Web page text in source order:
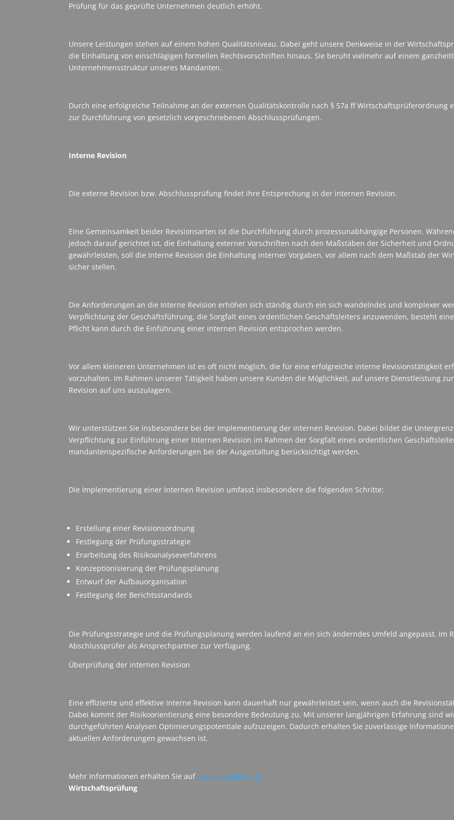
Prüfung für das geprüfte Unternehmen deutlich erhöht.
Unsere Leistungen stehen auf einem hohen Qualitätsniveau. Dabei geht unsere Denkweise in der
die Einhaltung von einschlägigen formellen Rechtsvorschriften hinaus. Sie beruht vielmehr auf einem
Unternehmensstruktur unseres Mandanten.
Durch eine erfolgreiche Teilnahme an der externen Qualitätskontrolle nach § 57a ff Wirtschaftsprüferordnung
zur Durchführung von gesetzlich vorgeschriebenen Abschlussprüfungen.
Interne Revision
Die externe Revision bzw. Abschlussprüfung findet ihre Entsprechung in der internen Revision.
Eine Gemeinsamkeit beider Revisionsarten ist die Durchführung durch prozessunabhängige Personen.
jedoch darauf gerichtet ist, die Einhaltung externer Vorschriften nach den Maßstäben der Sicherheit und
gewährleisten, soll die Interne Revision die Einhaltung interner Vorgaben, vor allem nach dem Maßstab der
sicher stellen.
Die Anforderungen an die Interne Revision erhöhen sich ständig durch ein sich wandelndes und komplexer
Verpflichtung der Geschäftsführung, die Sorgfalt eines ordentlichen Geschäftsleiters anzuwenden, besteht
Pflicht kann durch die Einführung einer internen Revision entsprochen werden.
Vor allem kleineren Unternehmen ist es oft nicht möglich, die für eine erfolgreiche interne Revisionstätigkeit
vorzuhalten. Im Rahmen unserer Tätigkeit haben unsere Kunden die Möglichkeit, auf unsere Dienstleistung
Revision auf uns auszulagern.
Wir unterstützen Sie insbesondere bei der Implementierung der internen Revision. Dabei bildet die
Verpflichtung zur Einführung einer Internen Revision im Rahmen der Sorgfalt eines ordentlichen
mandantenspezifische Anforderungen bei der Ausgestaltung berücksichtigt werden.
Die Implementierung einer Internen Revision umfasst insbesondere die folgenden Schritte:
Erstellung einer Revisionsordnung
Festlegung der Prüfungsstrategie
Erarbeitung des Risikoanalyseverfahrens
Konzeptionisierung der Prüfungsplanung
Entwurf der Aufbauorganisation
Festlegung der Berichtsstandards
Die Prüfungsstrategie und die Prüfungsplanung werden laufend an ein sich änderndes Umfeld angepasst. Im
Abschlussprüfer als Ansprechpartner zur Verfügung.
Überprüfung der internen Revision
Eine effiziente und effektive Interne Revision kann dauerhaft nur gewährleistet sein, wenn auch die
Dabei kommt der Risikoorientierung eine besondere Bedeutung zu. Mit unserer langjährigen Erfahrung sind
durchgeführten Analysen Optimierungspotentiale aufzuzeigen. Dadurch erhalten Sie zuverlässige
aktuellen Anforderungen gewachsen ist.
Mehr Informationen erhalten Sie aufwww.mangliers.de
Wirtschaftsprüfung